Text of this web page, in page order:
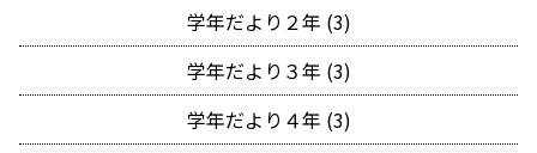
学年だより２年 (3)
学年だより３年 (3)
学年だより４年 (3)